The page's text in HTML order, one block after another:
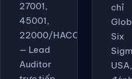
27001,
45001,
22000/HACCP
— Lead
Auditor
chỉ
Six
USA,